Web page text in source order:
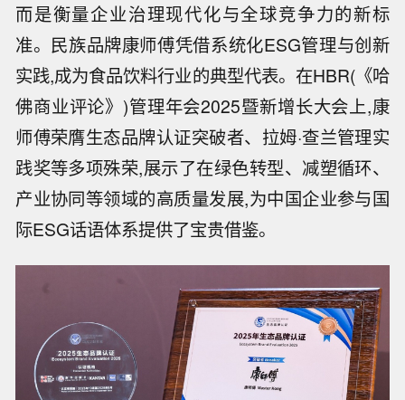
而是衡量企业治理现代化与全球竞争力的新标
准。民族品牌康师傅凭借系统化ESG管理与创新
实践,成为食品饮料行业的典型代表。在HBR(《哈
佛商业评论》)管理年会2025暨新增长大会上,康
师傅荣膺生态品牌认证突破者、拉姆·查兰管理实
践奖等多项殊荣,展示了在绿色转型、减塑循环、
产业协同等领域的高质量发展,为中国企业参与国
际ESG话语体系提供了宝贵借鉴。